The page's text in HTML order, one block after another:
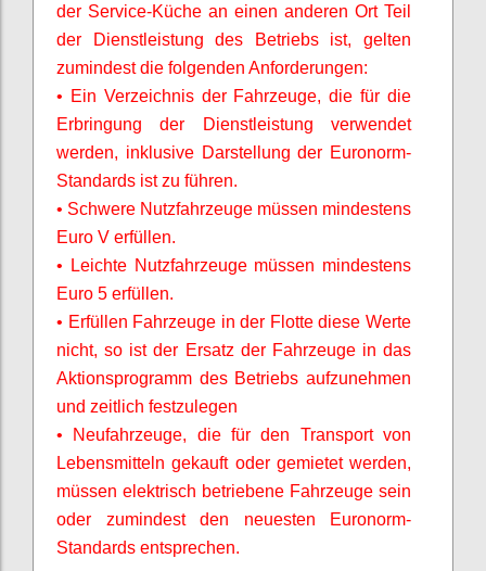
der Service-Küche an einen anderen Ort Teil
der Dienstleistung des Betriebs ist, gelten
zumindest die folgenden Anforderungen:
• Ein Verzeichnis der Fahrzeuge, die für die
Erbringung der Dienstleistung verwendet
werden, inklusive Darstellung der Euronorm-
Standards ist zu führen.
• Schwere Nutzfahrzeuge müssen mindestens
Euro V erfüllen.
• Leichte Nutzfahrzeuge müssen mindestens
Euro 5 erfüllen.
• Erfüllen Fahrzeuge in der Flotte diese Werte
nicht, so ist der Ersatz der Fahrzeuge in das
Aktionsprogramm des Betriebs aufzunehmen
und zeitlich festzulegen
• Neufahrzeuge, die für den Transport von
Lebensmitteln gekauft oder gemietet werden,
müssen elektrisch betriebene Fahrzeuge sein
oder zumindest den neuesten Euronorm-
Standards entsprechen.